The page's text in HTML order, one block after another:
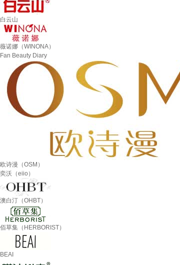
白云山
薇诺娜（WINONA）
Fan Beauty Diary
欧诗漫（OSM）
奕沃（eiio）
澳白汀（OHBT）
佰草集（HERBORIST）
BEAI